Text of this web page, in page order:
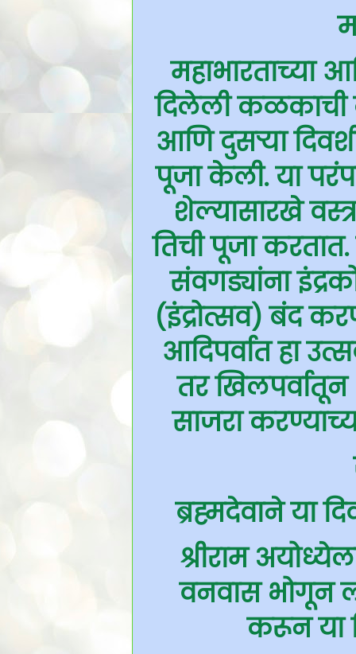
महाभारताच्या
दिलेली कळकाची
आणि दुसऱ्या
पूजा केली. या
शेल्यासारखे
तिची पूजा
संवगड्यांना
(इंद्रोत्सव) बंद
आदिपर्वात हा
तर
साजरा
ब्रह्मदेवाने या
श्रीराम
वनवास भोगून
करून या